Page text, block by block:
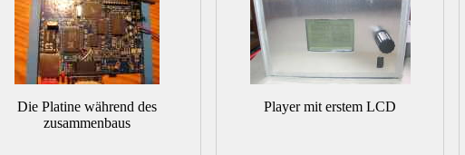
Die Platine während des
zusammenbaus
Player mit erstem LCD